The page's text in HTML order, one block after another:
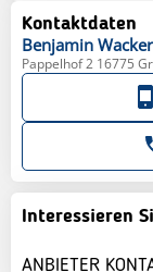
Kontaktdaten
Benjamin Wacker
Pappelhof 2 16775
Interessieren
ANBIETER